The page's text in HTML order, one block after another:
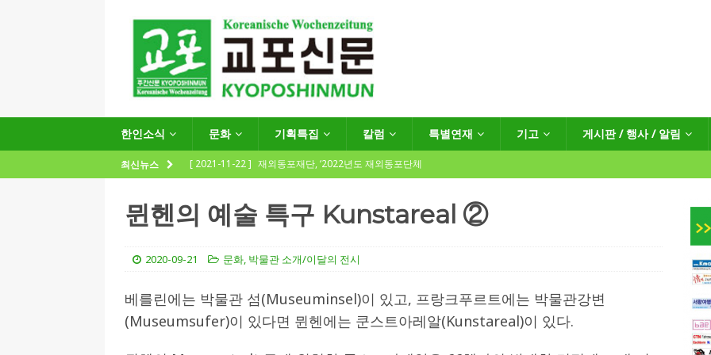
한인소식 문화 기획특집 칼럼 특별연재 기고 게시판 / 행사 / 알림
최신뉴스 [ 2021-11-22 ] 재외동포재단, ‘2022년도 재외동포단체
[ 2021-09-24 ]
함부르크한인회
(12.14일 기준)
게시판 / 행사 / 알림
[ 2026-07-27 ] “재독동포와 함께하는 재독일한인체육회로 거듭나겠습니다”
한인소식
[ 2026-07-27 ]
KIST 유럽연구소 30돌…“한-EU 협력 ‘가교’ 넘어 혁신 거점으로” 한인소식
뮌헨의 예술 특구 Kunstareal ②
2020-09-21 문화, 박물관 소개/이달의 전시
베를린에는 박물관 섬(Museuminsel)이 있고, 프랑크푸르트에는 박물관강변
(Museumsufer)이 있다면 뮌헨에는 쿤스트아레알(Kunstareal)이 있다.